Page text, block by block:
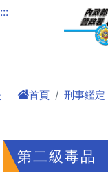
進入內容區塊
:::
首頁 刑事鑑定
第二級毒品